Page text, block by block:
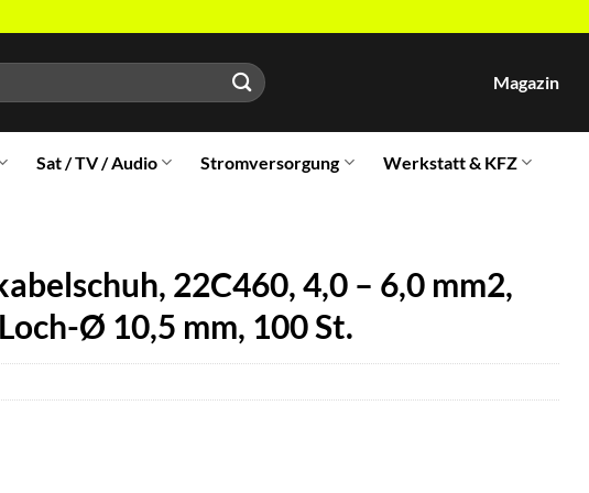
Magazin
Sat / TV / Audio Stromversorgung Werkstatt & KFZ
22C460, 4,0 – 6,0 mm2,
Ø 10,5 mm, 100 St.